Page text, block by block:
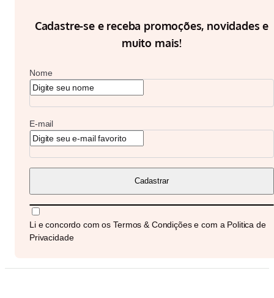
Cadastre-se e receba promoções, novidades e
muito mais!
Nome
E-mail
Cadastrar
Li e concordo com osTermos & Condiçõese com a Politica de
Privacidade